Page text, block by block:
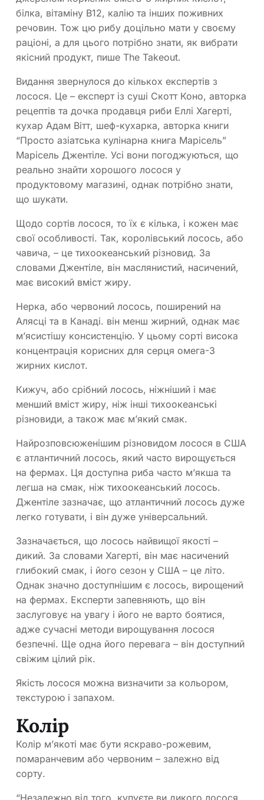
білка, вітаміну B12, калію та інших поживних
речовин. Тож цю рибу доцільно мати у своєму
раціоні, а для цього потрібно знати, як вибрати
якісний продукт, пише The Takeout.
Видання звернулося до кількох експертів з
лосося. Це – експерт із суші Скотт Коно, авторка
рецептів та дочка продавця риби Еллі Хагерті,
кухар Адам Вітт, шеф-кухарка, авторка книги
“Просто азіатська кулінарна книга Марісель”
Марісель Джентіле. Усі вони погоджуються, що
реально знайти хорошого лосося у
продуктовому магазині, однак потрібно знати,
що шукати.
Щодо сортів лосося, то їх є кілька, і кожен має
свої особливості. Так, королівський лосось, або
чавича, – це тихоокеанський різновид. За
словами Джентіле, він маслянистий, насичений,
має високий вміст жиру.
Нерка, або червоний лосось, поширений на
Алясці та в Канаді. він менш жирний, однак має
м’ясистішу консистенцію. У цьому сорті висока
концентрація корисних для серця омега-3
жирних кислот.
Кижуч, або срібний лосось, ніжніший і має
менший вміст жиру, ніж інші тихоокеанські
різновиди, а також має м’який смак.
Найрозповсюженішим різновидом лосося в США
є атлантичний лосось, який часто вирощується
на фермах. Ця доступна риба часто м’якша та
легша на смак, ніж тихоокеанський лосось.
Джентіле зазначає, що атлантичний лосось дуже
легко готувати, і він дуже універсальний.
Зазначається, що лосось найвищої якості –
дикий. За словами Хагерті, він має насичений
глибокий смак, і його сезон у США – це літо.
Однак значно доступнішим є лосось, вирощений
на фермах. Експерти запевняють, що він
заслуговує на увагу і його не варто боятися,
адже сучасні методи вирощування лосося
безпечні. Ще одна його перевага – він доступний
свіжим цілий рік.
Якість лосося можна визначити за кольором,
текстурою і запахом.
Колір
Колір м’якоті має бути яскраво-рожевим,
помаранчевим або червоним – залежно від
сорту.
“Незалежно від того, купуєте ви дикого лосося